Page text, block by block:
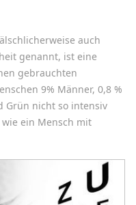
auch
genannt, ist eine
gebrauchten
9% Männer, 0,8 %
Grün nicht so intensiv
ein Mensch mit